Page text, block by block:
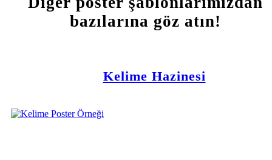
bazılarına göz atın!
Kelime Hazinesi